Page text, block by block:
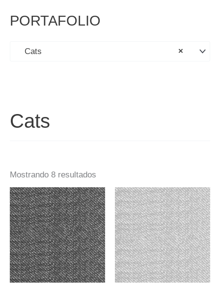
PORTAFOLIO
×
Cats
Cats
Mostrando 8 resultados